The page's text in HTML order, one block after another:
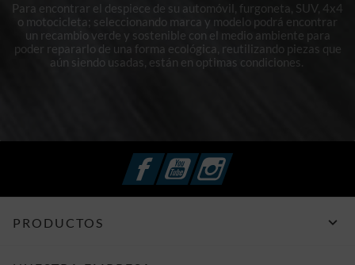
Para encontrar el despiece de su automóvil, furgoneta, SUV, 4x4
o motocicleta; seleccionando marca y modelo podrá encontrar
un recambio verde y sostenible con el medio ambiente para
poder repararlo de una forma ecológica, reutilizando piezas que
aún siendo usadas, están en optimas condiciones.
FacebookYouTubeInstagram
PRODUCTOS 